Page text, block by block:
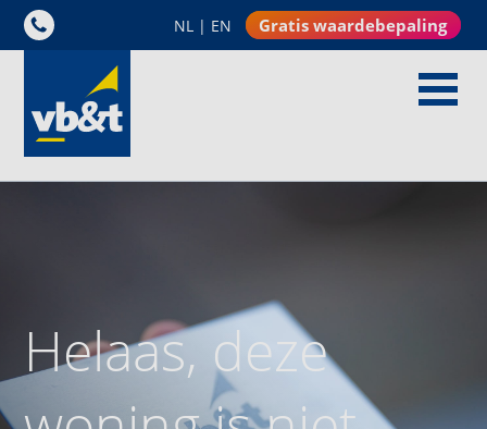
NL | EN Gratis waardebepaling
Helaas, deze